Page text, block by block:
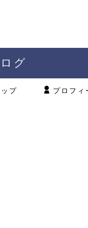
グ
プ プロフィ